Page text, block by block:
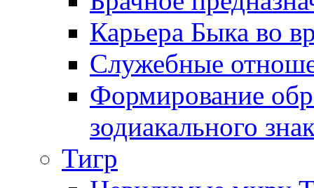
Карьера Быка во
Служебные
Формирование
зодиакального
Тигр